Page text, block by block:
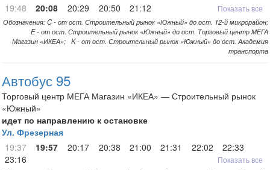
19:48
20:08 20:29 20:50 21:12 Показать все
Обозначения: C - от ост. Строительный рынок «Южный» до ост. 12-й микрорайон;
E - от ост. Строительный рынок «Южный» до ост. Торговый центр МЕГА
Магазин «ИКЕА»; K - от ост. Строительный рынок «Южный» до ост. Академия
транспорта
Автобус 95
Торговый центр МЕГА Магазин «ИКЕА» — Строительный рынок
«Южный»
идет по направлению к остановке
Ул. Фрезерная
19:37
19:57 20:17 20:38 21:00 21:31 22:02
22:33
23:16
Показать все